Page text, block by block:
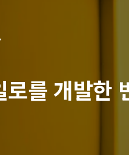
로를 개발